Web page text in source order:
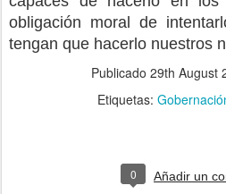
obligación moral de
tengan que hacerlo nuestros
Publicado 29th August
Etiquetas:
0 Añadir un